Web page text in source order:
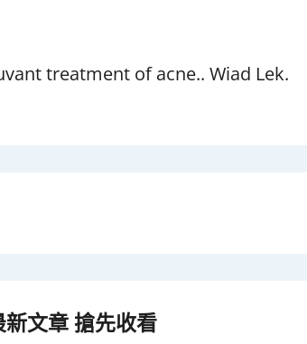
treatment of acne.. Wiad Lek.
新文章 搶先收看